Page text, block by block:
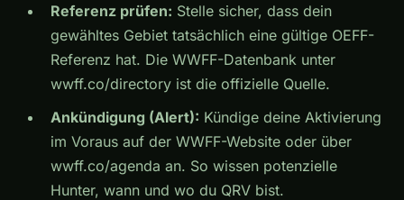
Referenz prüfen: Stelle sicher, dass dein
gewähltes Gebiet tatsächlich eine gültige OEFF-
Referenz hat. Die WWFF-Datenbank unter
wwff.co/directory ist die offizielle Quelle.
Ankündigung (Alert): Kündige deine Aktivierung
im Voraus auf der WWFF-Website oder über
wwff.co/agenda an. So wissen potenzielle
Hunter, wann und wo du QRV bist.